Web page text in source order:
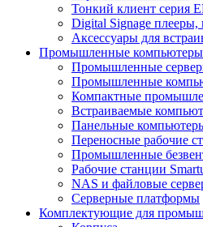
Тонкий клиент серия
Digital Signage плееры,
Аксессуары для
Промышленные компьютеры
Промышленные
Промышленные
Компактные
Встраиваемые
Панельные
Переносные рабочие
Промышленные
Рабочие станции
NAS и файловые
Серверные платформы
Комплектующие для